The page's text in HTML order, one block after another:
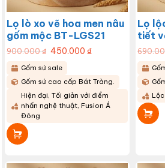
Lọ lò xo vẽ hoa men nâu
gốm mộc BT-LGS21
900.000₫ Giá
gốc
là:
900.000 ₫.
450.000 ₫Giá
hiện
450.000 ₫.
Gốm sứ sale
Gốm sứ cao cấp Bát Tràng.
Hiện đại, Tối giản với điểm
nhấn nghệ thuật, Fusion Á
Đông
Lọ
tiết
BT-